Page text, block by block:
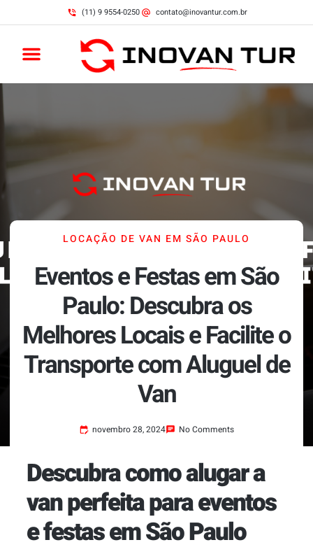
(11) 9 9554-0250 contato@inovantur.com.br
LOCAÇÃO DE VAN EM SÃO PAULO
Eventos e Festas em São
Paulo: Descubra os
Melhores Locais e Facilite o
Transporte com Aluguel de
Van
novembro 28, 2024 No Comments
Descubra como alugar a
van perfeita para eventos
e festas em São Paulo